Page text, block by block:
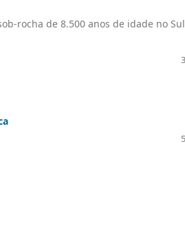
rocha de 8.500 anos de idade no